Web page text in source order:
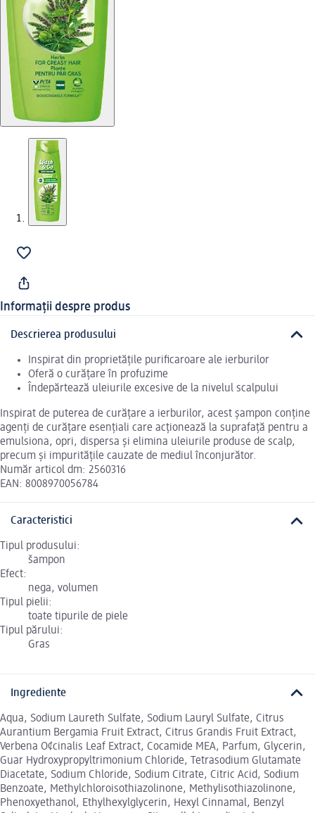
Informații despre produs
Descrierea produsului
Inspirat din proprietățile purificaroare ale ierburilor
Oferă o curățare în profuzime
Îndepărtează uleiurile excesive de la nivelul scalpului
Inspirat de puterea de curățare a ierburilor, acest șampon conține
agenți de curățare esențiali care acționează la suprafață pentru a
emulsiona, opri, dispersa și elimina uleiurile produse de scalp,
precum și impuritățile cauzate de mediul înconjurător.
Număr articol dm: 2560316
EAN: 8008970056784
Caracteristici
Tipul produsului:
šampon
Efect:
nega, volumen
Tipul pielii:
toate tipurile de piele
Tipul părului:
Gras
Ingrediente
Aqua, Sodium Laureth Sulfate, Sodium Lauryl Sulfate, Citrus
Aurantium Bergamia Fruit Extract, Citrus Grandis Fruit Extract,
Verbena O¢cinalis Leaf Extract, Cocamide MEA, Parfum, Glycerin,
Guar Hydroxypropyltrimonium Chloride, Tetrasodium Glutamate
Diacetate, Sodium Chloride, Sodium Citrate, Citric Acid, Sodium
Benzoate, Methylchloroisothiazolinone, Methylisothiazolinone,
Phenoxyethanol, Ethylhexylglycerin, Hexyl Cinnamal, Benzyl